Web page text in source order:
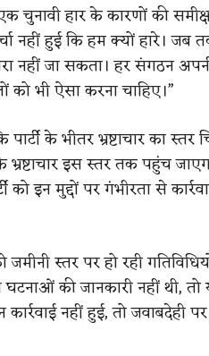
चुनावी हार के कारणों की
नहीं हुई कि हम क्यों हारे। जब
नहीं जा सकता। हर संगठन
भी ऐसा करना चाहिए।”
के भीतर भ्रष्टाचार का
इस स्तर तक पहुंच
इन मुद्दों पर गंभीरता से
स्तर पर हो रही
की जानकारी नहीं थी, तो
नहीं हुई, तो जवाबदेही